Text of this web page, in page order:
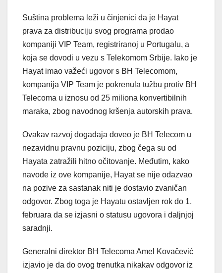
Suština problema leži u činjenici da je Hayat
prava za distribuciju svog programa prodao
kompaniji VIP Team, registriranoj u Portugalu, a
koja se dovodi u vezu s Telekomom Srbije. Iako je
Hayat imao važeći ugovor s BH Telecomom,
kompanija VIP Team je pokrenula tužbu protiv BH
Telecoma u iznosu od 25 miliona konvertibilnih
maraka, zbog navodnog kršenja autorskih prava.
Ovakav razvoj događaja doveo je BH Telecom u
nezavidnu pravnu poziciju, zbog čega su od
Hayata zatražili hitno očitovanje. Međutim, kako
navode iz ove kompanije, Hayat se nije odazvao
na pozive za sastanak niti je dostavio zvaničan
odgovor. Zbog toga je Hayatu ostavljen rok do 1.
februara da se izjasni o statusu ugovora i daljnjoj
saradnji.
Generalni direktor BH Telecoma Amel Kovačević
izjavio je da do ovog trenutka nikakav odgovor iz